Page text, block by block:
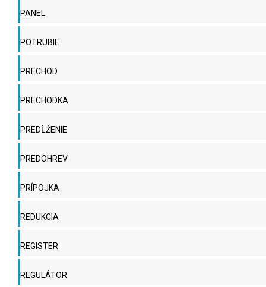
PANEL
POTRUBIE
PRECHOD
PRECHODKA
PREDĹŽENIE
PREDOHREV
PRÍPOJKA
REDUKCIA
REGISTER
REGULÁTOR